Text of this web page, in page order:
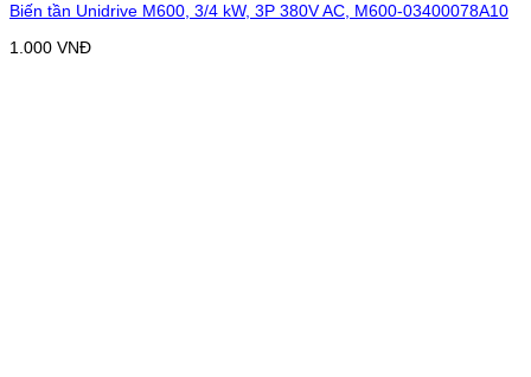
Biến tần Unidrive M600, 3/4 kW, 3P 380V AC, M600-03400078A10
1.000 VNĐ